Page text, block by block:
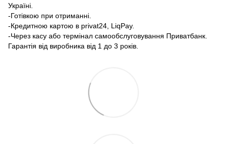
Україні.
-Готівкою при отриманні.
-Кредитною картою в privat24, LiqPay.
-Через касу або термінал самообслуговування Приватбанк.
Гарантія від виробника від 1 до 3 років.